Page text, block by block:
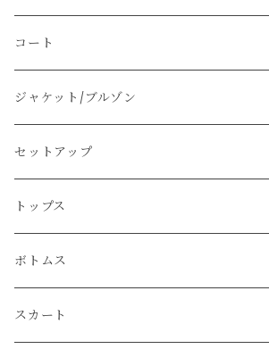
その他のブランド
Christian Dior
PRADA
GUCCI
Yves Saint Laurent
Martin Margiela
コート
ジャケット/ブルゾン
セットアップ
トップス
ボトムス
スカート